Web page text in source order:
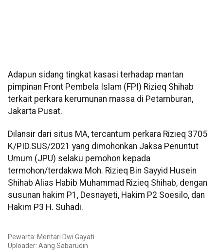
Adapun sidang tingkat kasasi terhadap mantan
pimpinan Front Pembela Islam (FPI) Rizieq Shihab
terkait perkara kerumunan massa di Petamburan,
Jakarta Pusat.
Dilansir dari situs MA, tercantum perkara Rizieq 3705
K/PID.SUS/2021 yang dimohonkan Jaksa Penuntut
Umum (JPU) selaku pemohon kepada
termohon/terdakwa Moh. Rizieq Bin Sayyid Husein
Shihab Alias Habib Muhammad Rizieq Shihab, dengan
susunan hakim P1, Desnayeti, Hakim P2 Soesilo, dan
Hakim P3 H. Suhadi.
Pewarta: Mentari Dwi Gayati
Uploader: Aang Sabarudin